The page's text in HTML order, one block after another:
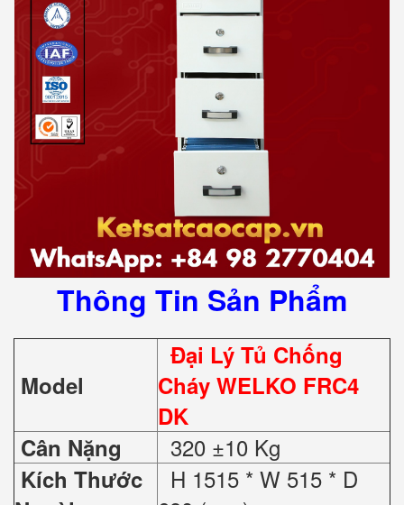
Thông Tin Sản Phẩm
Model
Đại Lý Tủ Chống
Cháy WELKO FRC4
DK
Cân Nặng
320 ±10 Kg
Kích Thước
H 1515 * W 515 * D